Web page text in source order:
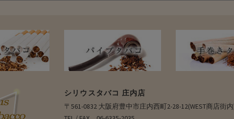
シリウスタバコ 庄内店
〒561-0832 大阪府豊中市庄内西町2-28-12(WEST商店街